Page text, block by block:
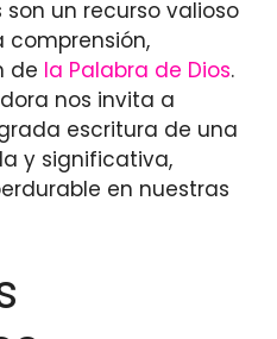
un recurso valioso
comprensión,
de la Palabra de Dios.
nos invita a
escritura de una
y significativa,
en nuestras